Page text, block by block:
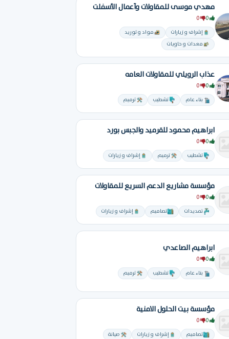
مهدي موسى للمقاولات وأعمال الأسفلت
0
0
إشراف و زيارات
مواد و توريد
معدات و حاويات
عذاب الرويلي للمقاولات العامه
0
0
بناء عام تشطيب ترميم
ابراهيم محمود للقرميد والجبس بورد
0
0
تشطيب ترميم إشراف و زيارات
مؤسسة مشاريع الدعم السريع للمقاولات
0
0
تمديدات تصاميم إشراف و زيارات
ابراهيم الصاعدي
0
0
بناء عام تشطيب ترميم
مؤسسة بيت الحلول الامنية
0
0
تصاميم إشراف و زيارات صيانة